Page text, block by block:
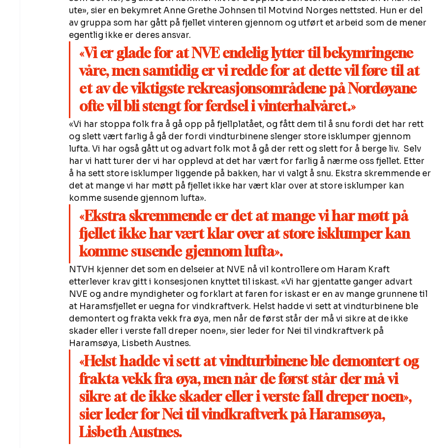
ute», sier en bekymret Anne Grethe Johnsen til Motvind Norges nettsted. Hun er del
av gruppa som har gått på fjellet vinteren gjennom og utført et arbeid som de mener
egentlig ikke er deres ansvar.
«Vi er glade for at NVE endelig lytter til bekymringene
våre, men samtidig er vi redde for at dette vil føre til at
et av de viktigste rekreasjonsområdene på Nordøyane
ofte vil bli stengt for ferdsel i vinterhalvåret.»
«Vi har stoppa folk fra å gå opp på fjellplatået, og fått dem til å snu fordi det har rett
og slett vært farlig å gå der fordi vindturbinene slenger store isklumper gjennom
lufta. Vi har også gått ut og advart folk mot å gå der rett og slett for å berge liv.  Selv
har vi hatt turer der vi har opplevd at det har vært for farlig å nærme oss fjellet. Etter
å ha sett store isklumper liggende på bakken, har vi valgt å snu. Ekstra skremmende er
det at mange vi har møtt på fjellet ikke har vært klar over at store isklumper kan
komme susende gjennom lufta».
«Ekstra skremmende er det at mange vi har møtt på
fjellet ikke har vært klar over at store isklumper kan
komme susende gjennom lufta».
NTVH kjenner det som en delseier at NVE nå vil kontrollere om Haram Kraft
etterlever krav gitt i konsesjonen knyttet til iskast. «Vi har gjentatte ganger advart
NVE og andre myndigheter og forklart at faren for iskast er en av mange grunnene til
at Haramsfjellet er uegna for vindkraftverk. Helst hadde vi sett at vindturbinene ble
demontert og frakta vekk fra øya, men når de først står der må vi sikre at de ikke
skader eller i verste fall dreper noen», sier leder for Nei til vindkraftverk på
Haramsøya, Lisbeth Austnes.
«Helst hadde vi sett at vindturbinene ble demontert og
frakta vekk fra øya, men når de først står der må vi
sikre at de ikke skader eller i verste fall dreper noen»,
sier leder for Nei til vindkraftverk på Haramsøya,
Lisbeth Austnes.